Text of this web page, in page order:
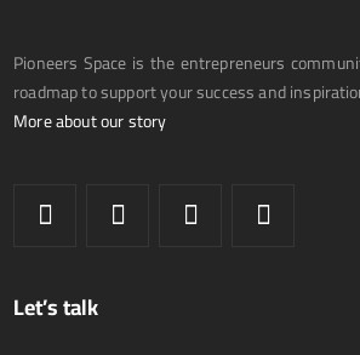
Pioneers Space is the entrepreneurs
roadmap to support your success and
More about our story
Let’s talk